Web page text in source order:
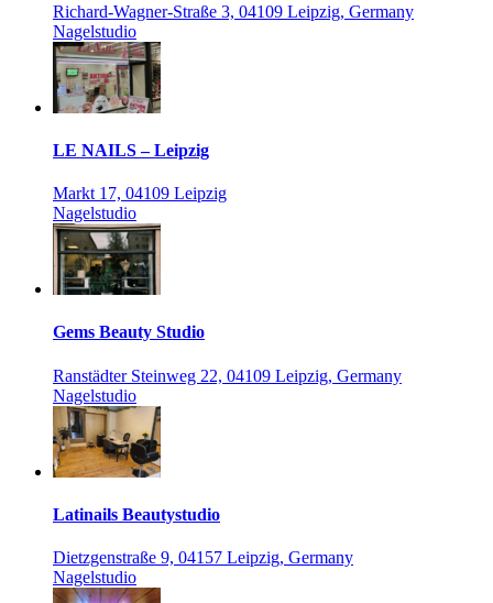
Richard-Wagner-Straße 3, 04109 Leipzig, Germany
Nagelstudio
LE NAILS – Leipzig
Markt 17, 04109 Leipzig
Nagelstudio
Gems Beauty Studio
Ranstädter Steinweg 22, 04109 Leipzig, Germany
Nagelstudio
Latinails Beautystudio
Dietzgenstraße 9, 04157 Leipzig, Germany
Nagelstudio